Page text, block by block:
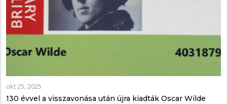
okt 25, 2025
130 évvel a visszavonása után újra kiadták Oscar Wilde